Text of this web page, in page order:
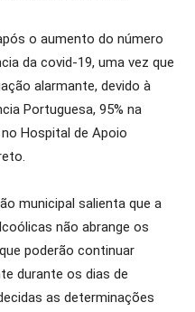
o aumento do número
da covid-19, uma vez que
alarmante, devido à
Portuguesa, 95% na
Hospital de Apoio
municipal salienta que a
não abrange os
poderão continuar
durante os dias de
as determinações